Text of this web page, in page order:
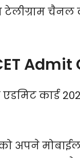
टेलीग्राम
एडमिट कार्ड
अपने